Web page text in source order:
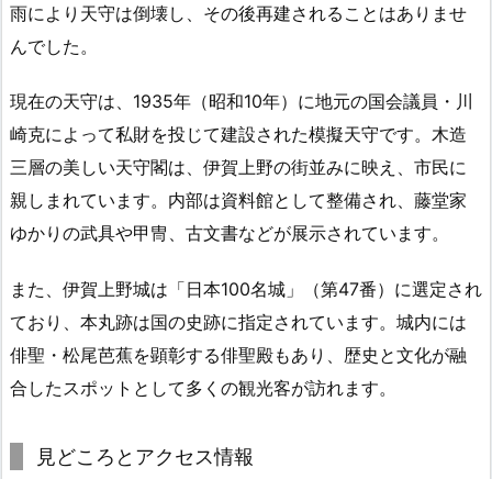
雨により天守は倒壊し、その後再建されることはありませ
んでした。
現在の天守は、1935年（昭和10年）に地元の国会議員・川
崎克によって私財を投じて建設された模擬天守です。木造
三層の美しい天守閣は、伊賀上野の街並みに映え、市民に
親しまれています。内部は資料館として整備され、藤堂家
ゆかりの武具や甲冑、古文書などが展示されています。
また、伊賀上野城は「日本100名城」（第47番）に選定され
ており、本丸跡は国の史跡に指定されています。城内には
俳聖・松尾芭蕉を顕彰する俳聖殿もあり、歴史と文化が融
合したスポットとして多くの観光客が訪れます。
見どころとアクセス情報